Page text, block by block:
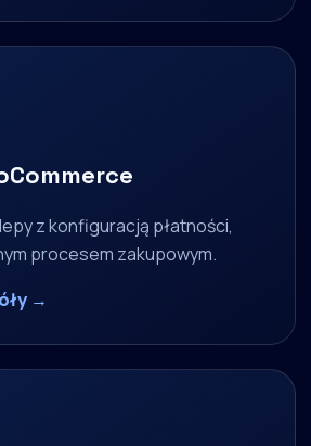
z konfiguracją płatności,
procesem zakupowym.
→